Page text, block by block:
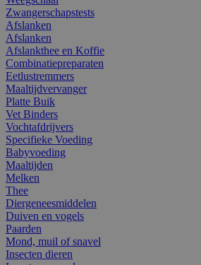
Zwangerschapstests
Afslanken
Afslanken
Afslankthee en Koffie
Combinatiepreparaten
Eetlustremmers
Maaltijdvervanger
Platte Buik
Vet Binders
Vochtafdrijvers
Specifieke Voeding
Babyvoeding
Maaltijden
Melken
Thee
Diergeneesmiddelen
Duiven en vogels
Paarden
Mond, muil of snavel
Insecten dieren